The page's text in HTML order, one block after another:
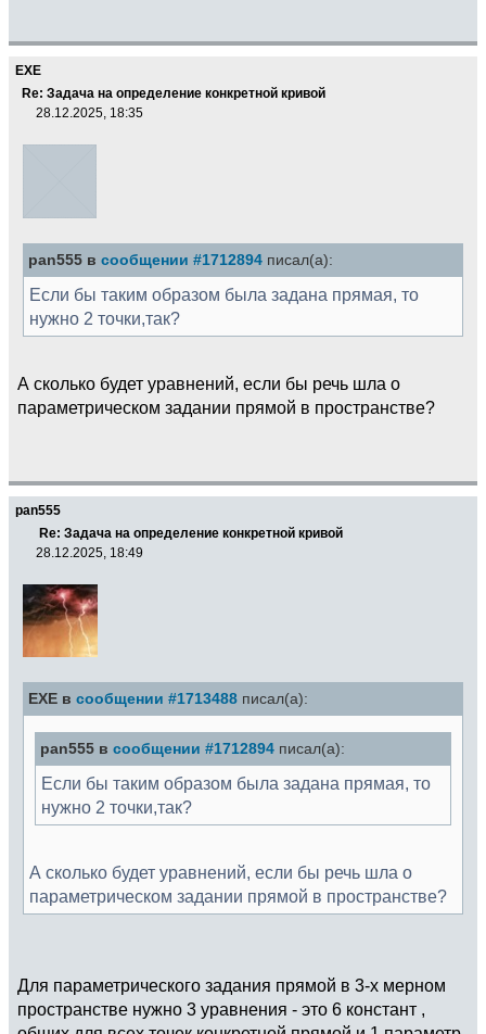
EXE
Re: Задача на определение конкретной кривой
28.12.2025, 18:35
pan555 в сообщении #1712894 писал(а):
Если бы таким образом была задана прямая, то
нужно 2 точки,так?
А сколько будет уравнений, если бы речь шла о
параметрическом задании прямой в пространстве?
pan555
Re: Задача на определение конкретной кривой
28.12.2025, 18:49
EXE в сообщении #1713488 писал(а):
pan555 в сообщении #1712894 писал(а):
Если бы таким образом была задана прямая, то
нужно 2 точки,так?
А сколько будет уравнений, если бы речь шла о
параметрическом задании прямой в пространстве?
Для параметрического задания прямой в 3-х мерном
пространстве нужно 3 уравнения - это 6 констант ,